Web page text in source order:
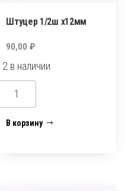
Штуцер 1/2ш х12мм
90,00₽
в наличии
Количество
Штуцер
В корзину